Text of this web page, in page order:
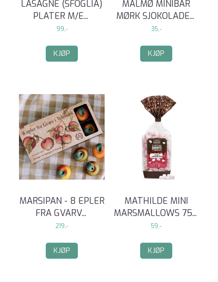
LASAGNE (SFOGLIA)
PLATER M/E...
99,-
KJØP
MALMØ MINIBAR
MØRK SJOKOLADE...
35,-
KJØP
MARSIPAN - 8 EPLER
FRA GVARV...
219,-
KJØP
MATHILDE MINI
MARSMALLOWS 75...
59,-
KJØP